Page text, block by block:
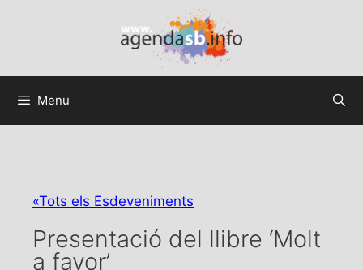
Menu
«Tots els Esdeveniments
Presentació del llibre ‘Molt
a favor’